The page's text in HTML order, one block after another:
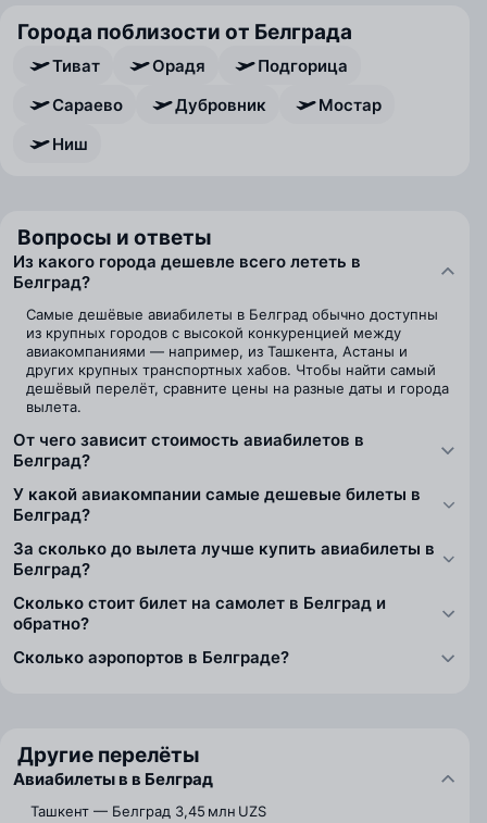
Города поблизости от Белграда
Тиват Орадя
Подгорица
Сараево
Дубровник
Мостар
Ниш
Вопросы и ответы
Из какого города дешевле всего лететь в
Белград?
Самые дешёвые авиабилеты в Белград обычно доступны
из крупных городов с высокой конкуренцией между
авиакомпаниями — например, из Ташкента, Астаны и
других крупных транспортных хабов. Чтобы найти самый
дешёвый перелёт, сравните цены на разные даты и города
вылета.
От чего зависит стоимость авиабилетов в
Белград?
У какой авиакомпании самые дешевые билеты в
Белград?
За сколько до вылета лучше купить авиабилеты в
Белград?
Сколько стоит билет на самолет в Белград и
обратно?
Сколько аэропортов в Белграде?
Другие перелёты
Авиабилеты в в Белград
Ташкент — Белград 3,45 млн UZS